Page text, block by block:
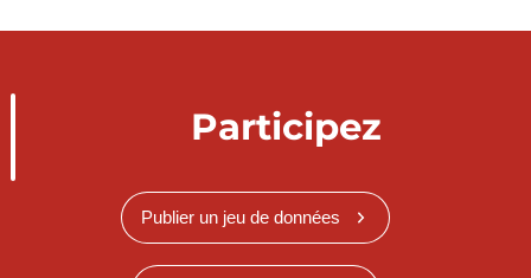
Participez
Publier un jeu de données